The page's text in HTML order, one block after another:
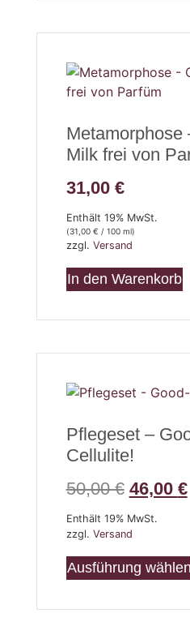
Metamorphose
Milk frei von
31,00 €
Enthält 19% MwSt.
(31,00 € / 100 ml)
zzgl. Versand
In den Warenkorb
Pflegeset –
Cellulite!
50,00€ 46,00 €
Enthält 19% MwSt.
zzgl. Versand
Ausführung wählen